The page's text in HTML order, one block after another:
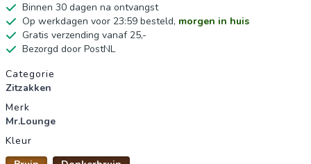
Binnen 30 dagen na ontvangst
Op werkdagen voor 23:59 besteld, morgen in huis
Gratis verzending vanaf 25,-
Bezorgd door PostNL
Productgegevens
Categorie
Zitzakken
Merk
Mr.Lounge
Kleur